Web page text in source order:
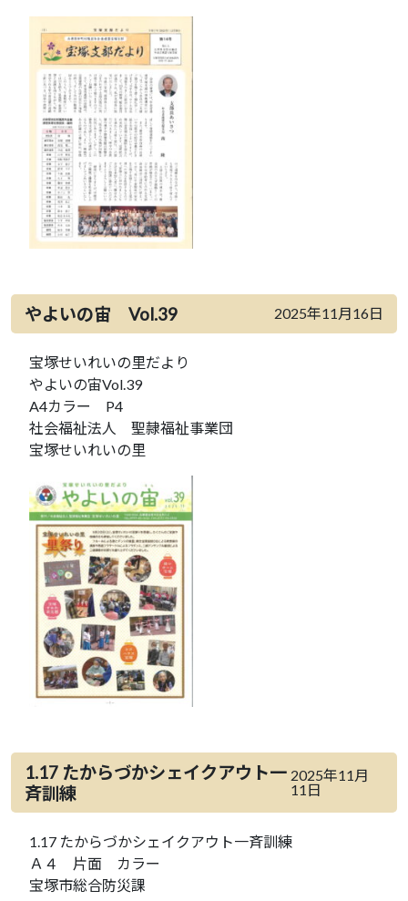
やよいの宙 Vol.39 2025年11月16日
宝塚せいれいの里だより
やよいの宙Vol.39
A4カラー P4
社会福祉法人 聖隷福祉事業団
宝塚せいれいの里
1.17 たからづかシェイクアウト一
斉訓練
2025年11月
11日
1.17 たからづかシェイクアウト一斉訓練
Ａ４ 片面 カラー
宝塚市総合防災課